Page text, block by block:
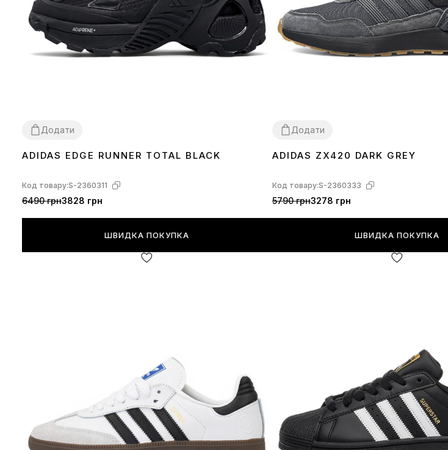
Додати
36 3738 39 40414243 44
ADIDAS EDGE RUNNER TOTAL BLACK
Код товару:S-2360311
6490 грн3828 грн
ШВИДКА ПОКУПКА
Додати
414445
ADIDAS ZX420 DARK GREY
Код товару:S-2360333
5790 грн3278 грн
ШВИДКА ПОКУПКА